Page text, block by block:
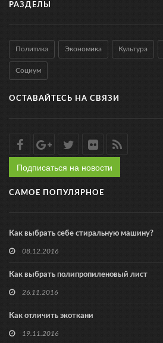
РАЗДЕЛЫ
Политика Экономика Культура
Социум
ОСТАВАЙТЕСЬ НА СВЯЗИ
Подписаться на новости
САМОЕ ПОПУЛЯРНОЕ
Как выбрать себе стиральную машину?
08.12.2016
Как выбрать полипропиленовый лист
26.11.2016
Как отличить экоткани
19.11.2016